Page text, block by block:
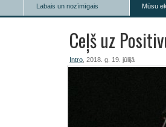
Labais un nozīmīgais Mūsu
Ceļš uz
Intro , 2018. g. 19. jūlijā